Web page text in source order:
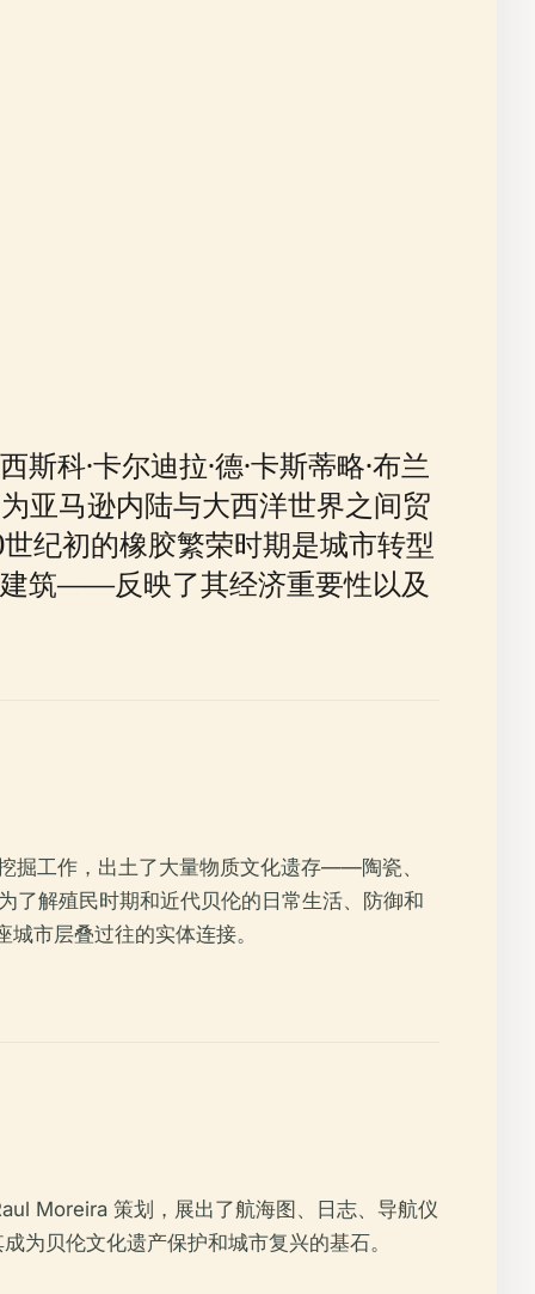
科·卡尔迪拉·德·卡斯蒂略·布兰
亚马逊内陆与大西洋世界之间贸
纪初的橡胶繁荣时期是城市转型
筑——反映了其经济重要性以及
掘工作，出土了大量物质文化遗存——陶瓷、
了解殖民时期和近代贝伦的日常生活、防御和
市层叠过往的实体连接。
Moreira 策划，展出了航海图、日志、导航仪
为贝伦文化遗产保护和城市复兴的基石。